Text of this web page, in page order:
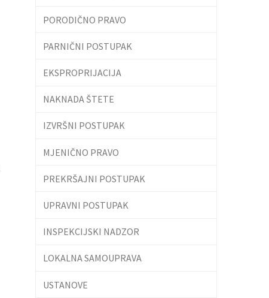
PORODIČNO PRAVO
PARNIČNI POSTUPAK
EKSPROPRIJACIJA
NAKNADA ŠTETE
IZVRŠNI POSTUPAK
MJENIČNO PRAVO
PREKRŠAJNI POSTUPAK
UPRAVNI POSTUPAK
INSPEKCIJSKI NADZOR
LOKALNA SAMOUPRAVA
USTANOVE